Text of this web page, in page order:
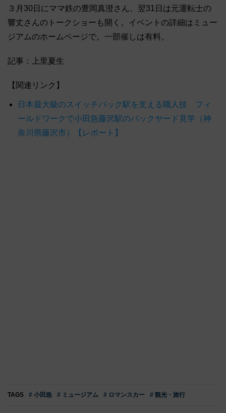
３月30日にママ鉄の豊岡真澄さん、翌31日は元運転士の
響丈さんのトークショーも開く。イベントの詳細はミュー
ジアムのホームページで。一部催しは有料。
記事：上里夏生
【関連リンク】
日本最大級のスイッチバック駅を支える職人技 フィ
ールドワークで小田急藤沢駅のバックヤード見学（神
奈川県藤沢市）【レポート】
TAGS # 小田急 # ミュージアム # ロマンスカー # 観光・旅行